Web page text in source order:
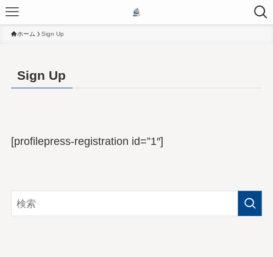
ホーム Sign Up
Sign Up
[profilepress-registration id=”1″]